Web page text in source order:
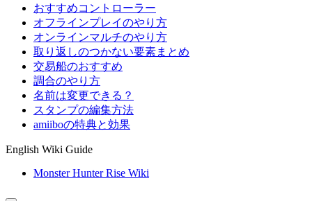
おすすめコントローラー
オフラインプレイのやり方
オンラインマルチのやり方
取り返しのつかない要素まとめ
交易船のおすすめ
調合のやり方
名前は変更できる？
スタンプの編集方法
amiiboの特典と効果
English Wiki Guide
Monster Hunter Rise Wiki